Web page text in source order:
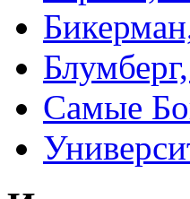
Самые